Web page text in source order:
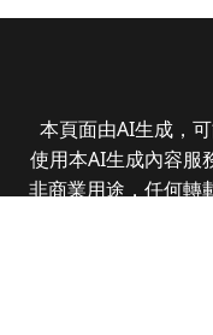
本頁面由AI生成，
使用本AI生成內容服
非商業用途，任何轉